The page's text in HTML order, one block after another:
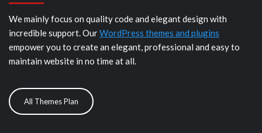
We mainly focus on quality code and elegant design with
incredible support. OurWordPress themes and plugins
empower you to create an elegant, professional and easy to
maintain website in no time at all.
All Themes Plan